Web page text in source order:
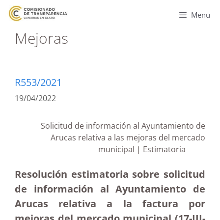
Menu
Mejoras
R553/2021
19/04/2022
Solicitud de información al Ayuntamiento de
Arucas relativa a las mejoras del mercado
municipal | Estimatoria
Resolución estimatoria sobre solicitud
de información al Ayuntamiento de
Arucas relativa a la factura por